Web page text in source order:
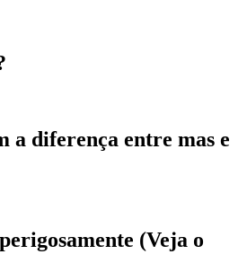
a diferença entre mas e
(Veja o